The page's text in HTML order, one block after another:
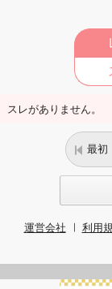
スレがありません。
最初
運営会社 利用